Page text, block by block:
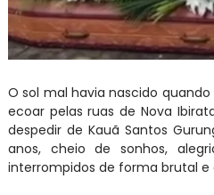
O sol mal havia nascido
ecoar pelas ruas de Nova
despedir de Kauã Santos
anos, cheio de sonhos,
interrompidos de forma brutal e